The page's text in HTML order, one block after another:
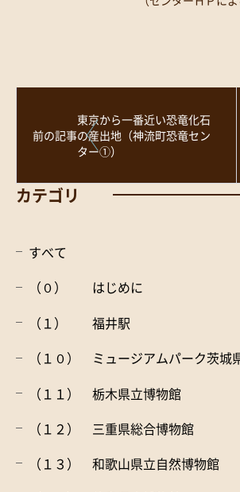
前の記事
東京から一番近い恐竜化石
の産出地（神流町恐竜セン
ター①）
カテゴリ
すべて
（０） はじめに
（１） 福井駅
（１０） ミュージアムパーク茨城
（１１） 栃木県立博物館
（１２） 三重県総合博物館
（１３） 和歌山県立自然博物館